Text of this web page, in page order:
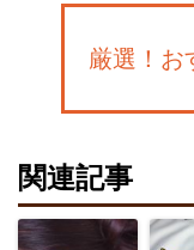
厳選！お
関連記事